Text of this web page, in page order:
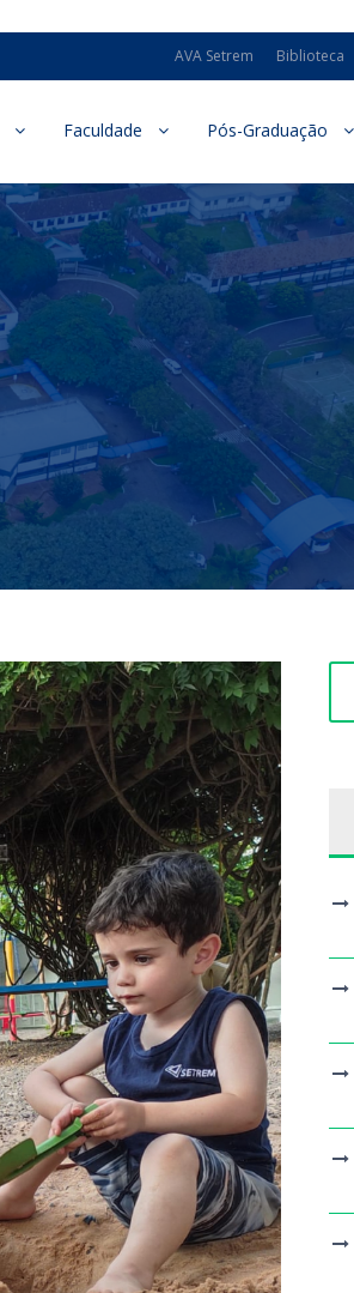
AVA Setrem Biblioteca
Faculdade Pós-Graduação